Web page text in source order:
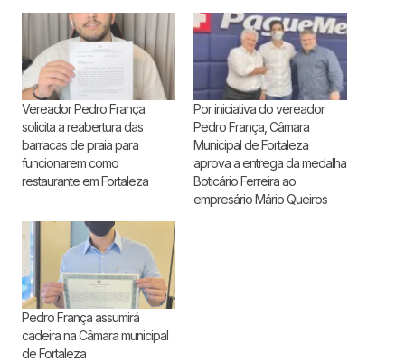
Vereador Pedro França
solicita a reabertura das
barracas de praia para
funcionarem como
restaurante em Fortaleza
Por iniciativa do vereador
Pedro França, Câmara
Municipal de Fortaleza
aprova a entrega da medalha
Boticário Ferreira ao
empresário Mário Queiros
Pedro França assumirá
cadeira na Câmara municipal
de Fortaleza